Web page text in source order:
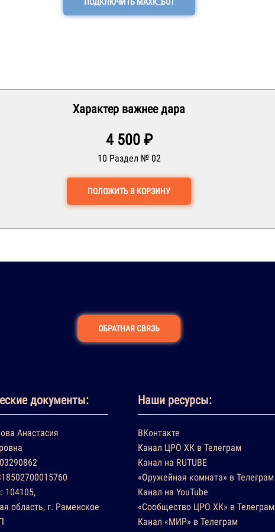
Характер важнее дара
4 500 ₽
10 Раздел № 02
ПОЛОЖИТЬ В КОРЗИНУ
ОБРАТНАЯ СВЯЗЬ
документы:
Анастасия
104105,
область, г. Раменское
Наши ресурсы:
ВКонтакте
Канал ЦРО ХК в Телеграм
Канал на RUTUBE
«Оружейная комната» в Телеграм
Канал на YouTube
«Сообщество ЦРО ХК» в Телеграм
Канал «МИР» в Телеграм